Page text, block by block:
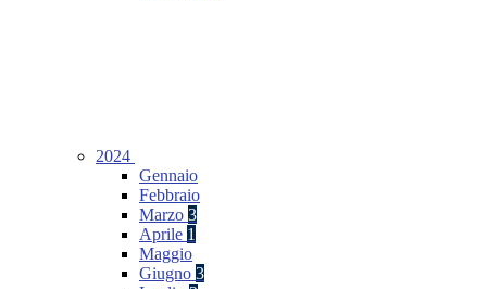
2024
Gennaio
Febbraio
Marzo 3
Aprile 1
Maggio
Giugno 3